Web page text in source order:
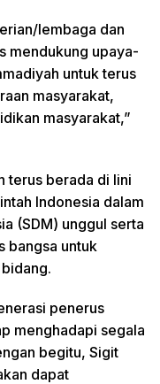
lembaga dan
mendukung upaya-
untuk terus
masyarakat,
masyarakat,”
terus berada di lini
Indonesia dalam
(SDM) unggul serta
bangsa untuk
penerus
menghadapi segala
begitu, Sigit
dapat